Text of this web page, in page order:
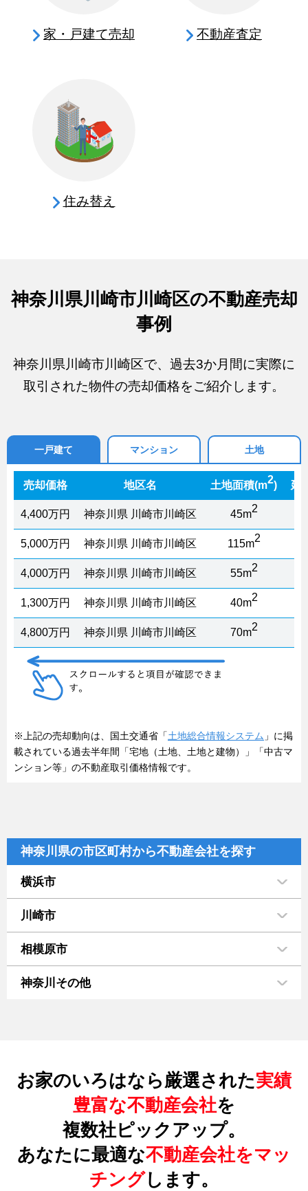
家・戸建て売却 不動産査定
住み替え
神奈川県川崎市川崎区の不動産売却
事例
神奈川県川崎市川崎区で、過去3か月間に実際に
取引された物件の売却価格をご紹介します。
一戸建て マンション 土地
売却価格 地区名 土地面積(m2) 延
4,400万円 神奈川県 川崎市川崎区 45m2
5,000万円 神奈川県 川崎市川崎区 115m2
4,000万円 神奈川県 川崎市川崎区 55m2
1,300万円 神奈川県 川崎市川崎区 40m2
4,800万円 神奈川県 川崎市川崎区 70m2
※上記の売却動向は、国土交通省「土地総合情報システム 」に掲
載されている過去半年間「宅地（土地、土地と建物）」「中古マ
ンション等」の不動産取引価格情報です。
神奈川県の市区町村から不動産会社を探す
横浜市
川崎市
相模原市
神奈川その他
お家のいろはなら厳選された実績
豊富な不動産会社を
複数社ピックアップ。
あなたに最適な不動産会社をマッ
チングします。